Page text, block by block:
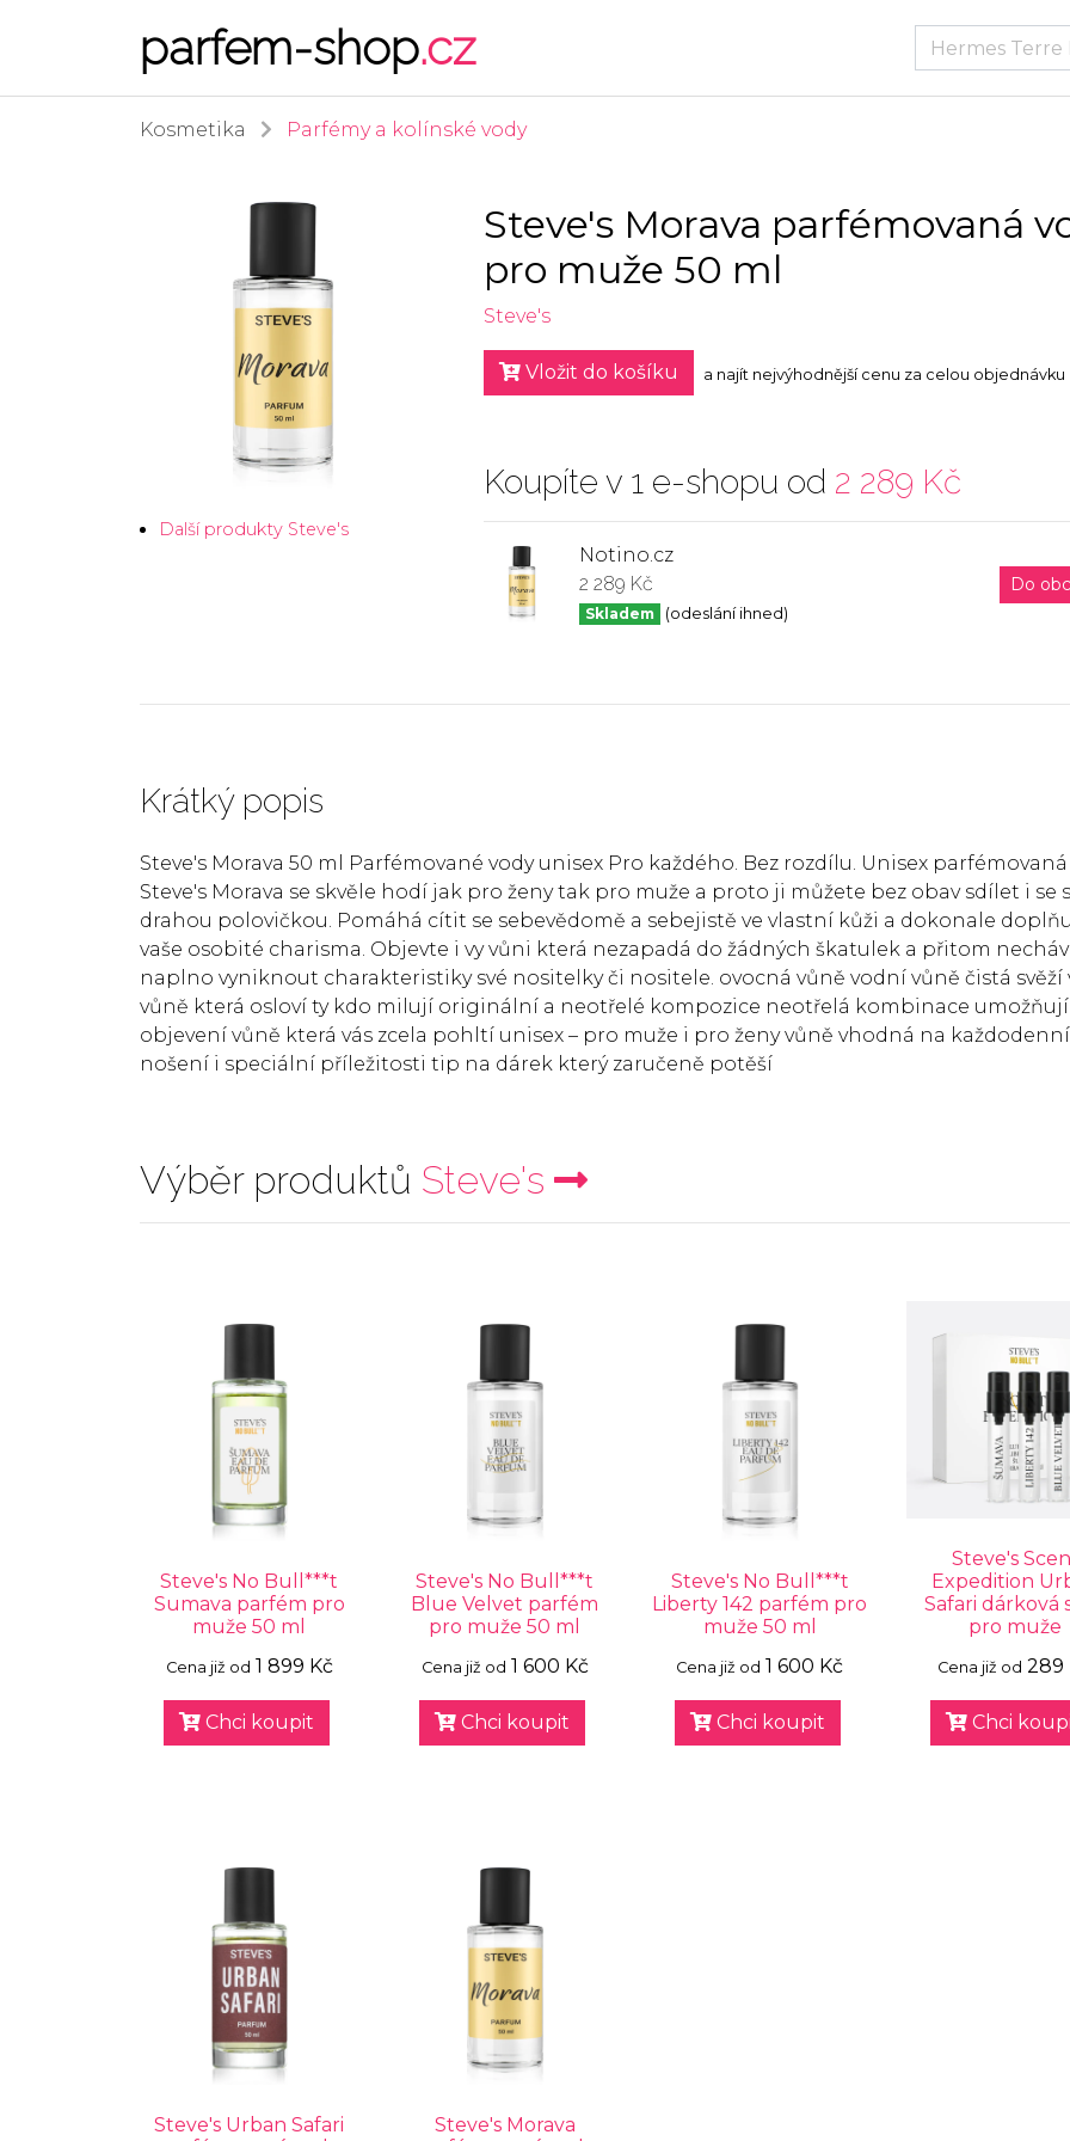
parfem-shop.cz
Kosmetika Parfémy a kolínské vody
Další produkty Steve's
Steve's Morava parfémovaná
pro muže 50 ml
Steve's
Vložit do košíku a najít nejvýhodnější cenu za celou objednávku
Koupíte v 1 e-shopu od 2 289 Kč
Notino.cz
2 289 Kč
Skladem (odeslání ihned)
Do
Krátký popis
Steve's Morava 50 ml Parfémované vody unisex Pro každého. Bez rozdílu. Unisex
Steve's Morava se skvěle hodí jak pro ženy tak pro muže a proto ji můžete bez obav sdílet i se
drahou polovičkou. Pomáhá cítit se sebevědomě a sebejistě ve vlastní kůži a dokonale
vaše osobité charisma. Objevte i vy vůni která nezapadá do žádných škatulek a přitom
naplno vyniknout charakteristiky své nositelky či nositele. ovocná vůně vodní vůně čistá svěží
vůně která osloví ty kdo milují originální a neotřelé kompozice neotřelá kombinace
objevení vůně která vás zcela pohltí unisex – pro muže i pro ženy vůně vhodná na každodenní
nošení i speciální příležitosti tip na dárek který zaručeně potěší
Výběr produktů Steve's
Steve's No Bull***t
Sumava parfém pro
muže 50 ml
Cena již od 1 899 Kč
Chci koupit
Steve's No Bull***t
Blue Velvet parfém
pro muže 50 ml
Cena již od 1 600 Kč
Chci koupit
Steve's No Bull***t
Liberty 142 parfém pro
muže 50 ml
Cena již od 1 600 Kč
Chci koupit
Steve's
Expedition
Safari dárková
pro muže
Cena již od 289
Chci
Steve's Urban Safari
Steve's Morava